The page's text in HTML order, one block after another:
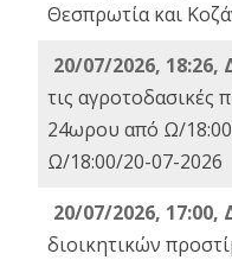
Θεσπρωτία και
20/07/2026, 18:26,
τις αγροτοδασικές
24ωρου από Ω/
Ω/18:00/20-07-2026
20/07/2026, 17:00,
διοικητικών